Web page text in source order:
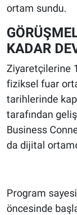
ortam sundu.
KADAR
Ziyaretçilerine
fiziksel fuar
tarihlerinde
tarafından
Business
da dijital
Program
öncesinde